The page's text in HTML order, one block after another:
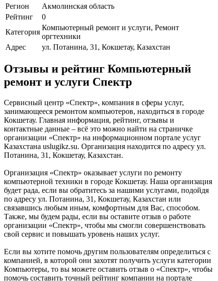
Регион
Акмолинская область
Рейтинг
0
Категория
Компьютерный ремонт и услуги, Ремонт
оргтехники
Адрес
ул. Потанина, 31, Кокшетау, Казахстан
Отзывы и рейтинг Компьютерный
ремонт и услуги Спектр
Сервисный центр «Спектр», компания в сферы услуг,
занимающееся ремонтом компьютеров, находиться в городе
Кокшетау. Главная информация, рейтинг, отзывы и
контактные данные – всё это можно найти на страничке
организации «Спектр» на информационном портале услуг
Казахстана uslugikz.su. Организация находится по адресу ул.
Потанина, 31, Кокшетау, Казахстан.
Организация «Спектр» оказывает услуги по ремонту
компьютерной техники в городе Кокшетау. Наша организация
будет рада, если вы обратитесь за нашими услугами, подойдя
по адресу ул. Потанина, 31, Кокшетау, Казахстан или
связавшись любым иным, комфортным для Вас, способом.
Также, мы будем рады, если вы оставите отзыв о работе
организации «Спектр», чтобы мы смогли совершенствовать
свой сервис и повышать уровень наших услуг.
Если вы хотите помочь другим пользователям определиться с
компанией, в которой они захотят получить услуги категории
Компьютеры, то вы можете оставить отзыв о «Спектр», чтобы
помочь составить точный рейтинг компании на портале